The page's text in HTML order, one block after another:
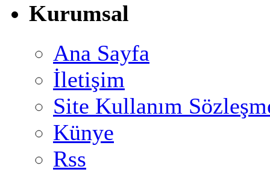
Kurumsal
Ana Sayfa
İletişim
Site Kullanım
Künye
Rss